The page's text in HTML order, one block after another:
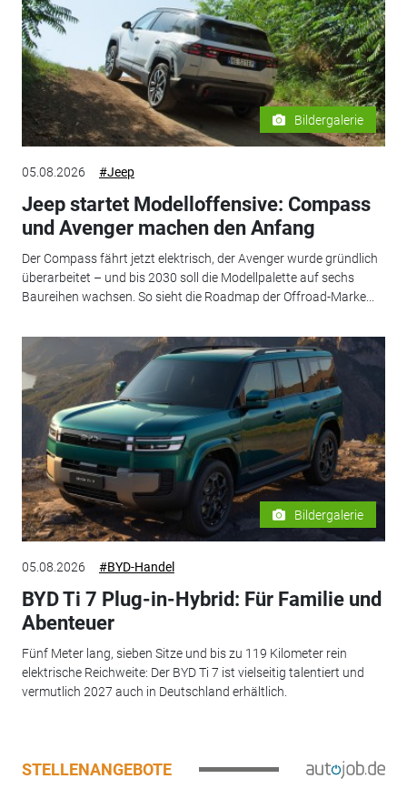
Bildergalerie
05.08.2026 #Jeep
Jeep startet Modelloffensive: Compass
und Avenger machen den Anfang
Der Compass fährt jetzt elektrisch, der Avenger wurde gründlich
überarbeitet – und bis 2030 soll die Modellpalette auf sechs
Baureihen wachsen. So sieht die Roadmap der Offroad-Marke...
Bildergalerie
05.08.2026 #BYD-Handel
BYD Ti 7 Plug-in-Hybrid: Für Familie und
Abenteuer
Fünf Meter lang, sieben Sitze und bis zu 119 Kilometer rein
elektrische Reichweite: Der BYD Ti 7 ist vielseitig talentiert und
vermutlich 2027 auch in Deutschland erhältlich.
STELLENANGEBOTE